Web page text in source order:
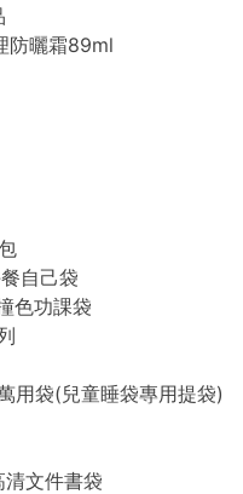
防曬霜89ml
自己袋
色功課袋
用袋(兒童睡袋專用提袋)
文件書袋